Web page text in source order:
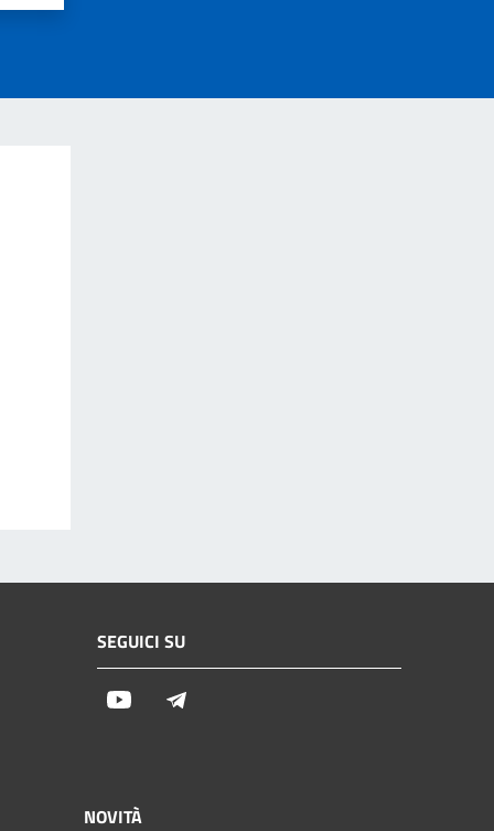
SEGUICI SU
Youtube
NOVITÀ